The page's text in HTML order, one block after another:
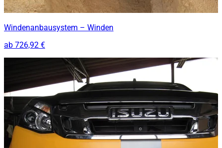
Windenanbausystem – Winden
ab 726,92 €